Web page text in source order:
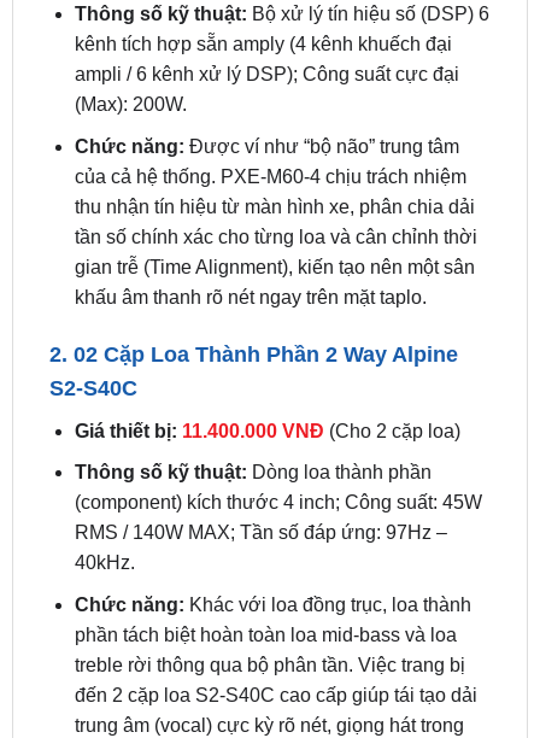
ampli / 6 kênh xử lý DSP); Công suất cực đại
(Max): 200W.
Chức năng:Được ví như “bộ não” trung tâm
của cả hệ thống. PXE-M60-4 chịu trách nhiệm
thu nhận tín hiệu từ màn hình xe, phân chia dải
tần số chính xác cho từng loa và cân chỉnh thời
gian trễ (Time Alignment), kiến tạo nên một sân
khấu âm thanh rõ nét ngay trên mặt taplo.
2. 02 Cặp Loa Thành Phần 2 Way Alpine
Giá thiết bị:11.400.000 VNĐ (Cho 2 cặp loa)
(component) kích thước 4 inch; Công suất: 45W
RMS / 140W MAX; Tần số đáp ứng: 97Hz –
40kHz.
Chức năng: Khác với loa đồng trục, loa thành
phần tách biệt hoàn toàn loa mid-bass và loa
treble rời thông qua bộ phân tần. Việc trang bị
đến 2 cặp loa S2-S40C cao cấp giúp tái tạo dải
trung âm (vocal) cực kỳ rõ nét, giọng hát trong
trẻo và dải âm cao tơi mịn, nhạc tính cao cho cả
hàng ghế trước và hàng ghế sau.